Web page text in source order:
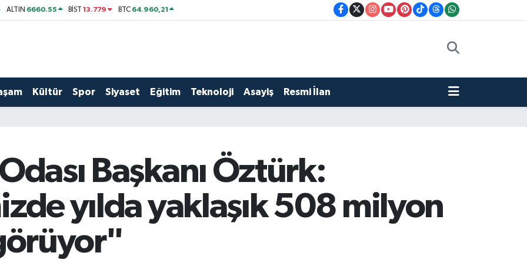
ALTIN 6660.55 BİST13.779 BTC 64.960,21
Kültür Spor Siyaset Eğitim Teknoloji Asayiş Resmi İlan
Başkanı Öztürk:
yılda yaklaşık 508 milyon